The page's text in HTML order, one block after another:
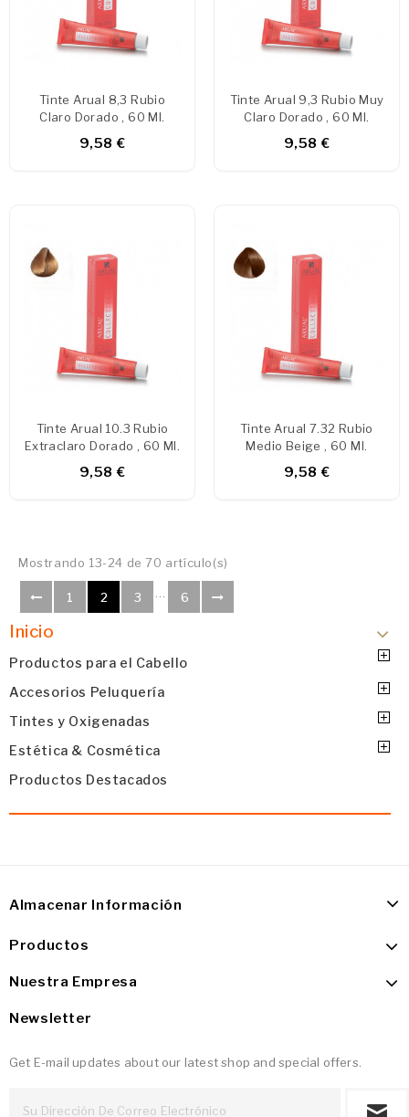
Tinte Arual 8,3 Rubio
Claro Dorado , 60 Ml.
9,58 €
Tinte Arual 9,3 Rubio Muy
Claro Dorado , 60 Ml.
9,58 €
Tinte Arual 10.3 Rubio
Extraclaro Dorado , 60 Ml.
9,58 €
Tinte Arual 7.32 Rubio
Medio Beige , 60 Ml.
9,58 €
Mostrando 13-24 de 70 artículo(s)
1 2 3 … 6
Inicio
Productos para el Cabello
Accesorios Peluquería
Tintes y Oxigenadas
Estética & Cosmética
Productos Destacados
Almacenar Información
Productos
Nuestra Empresa
Newsletter
Get E-mail updates about our latest shop and special offers.